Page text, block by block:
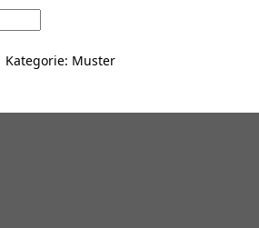
Kategorie: Muster